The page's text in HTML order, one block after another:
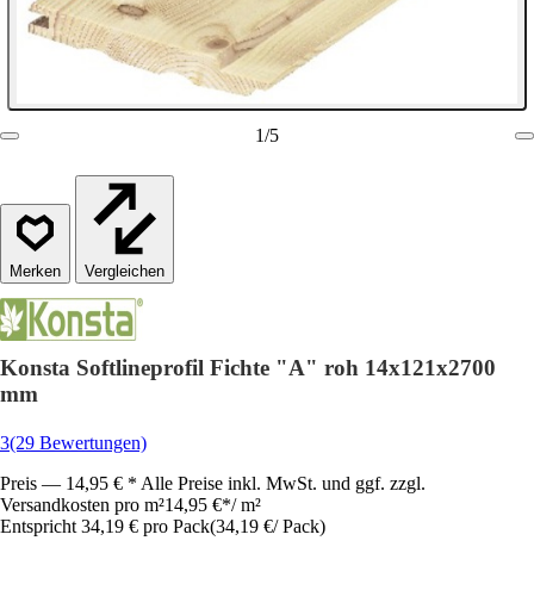
1/5
Vergleichen
Konsta Softlineprofil Fichte "A" roh 14x121x2700
mm
3(29 Bewertungen)
Preis — 14,95 € * Alle Preise inkl. MwSt. und ggf. zzgl.
Versandkosten pro m²14,95 €*/ m²
Entspricht 34,19 € pro Pack(34,19 €/ Pack)